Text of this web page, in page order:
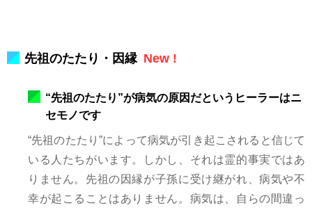
先祖のたたり・因縁 New !
“先祖のたたり”が病気の原因だというヒーラーはニ
セモノです
“先祖のたたり”によって病気が引き起こされると信じて
いる人たちがいます。しかし、それは霊的事実ではあ
りません。先祖の因縁が子孫に受け継がれ、病気や不
幸が起こることはありません。病気は、自らの間違っ